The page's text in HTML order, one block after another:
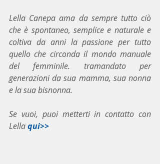
Lella Canepa ama da sempre tutto ciò
che è spontaneo, semplice e naturale e
coltiva da anni la passione per tutto
quello che circonda il mondo manuale
del femminile. tramandato per
generazioni da sua mamma, sua nonna
e la sua bisnonna.
Se vuoi, puoi metterti in contatto con
Lella qui>>